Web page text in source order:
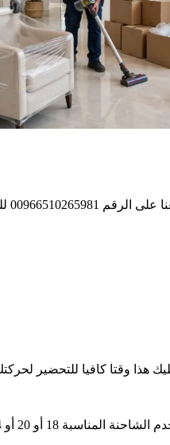
بالرياض وترتيب
هذا وقتا كافيا للتحضير